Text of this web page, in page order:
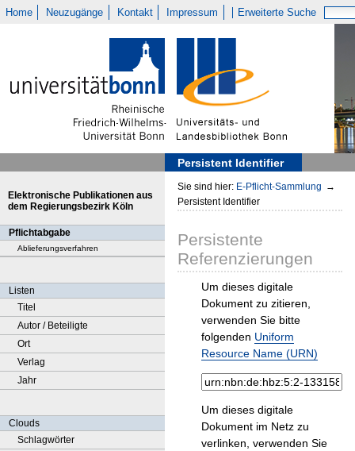
Home Neuzugänge Kontakt Impressum Erweiterte Suche
Persistent Identifier
Elektronische Publikationen aus
dem Regierungsbezirk Köln
Pflichtabgabe
Ablieferungsverfahren
Listen
Titel
Autor / Beteiligte
Ort
Verlag
Jahr
Clouds
Schlagwörter
Sie sind hier: E-Pflicht-Sammlung →
Persistent Identifier
Persistente
Referenzierungen
Um dieses digitale
Dokument zu zitieren,
verwenden Sie bitte
folgenden Uniform
Resource Name (URN)
Um dieses digitale
Dokument im Netz zu
verlinken, verwenden Sie